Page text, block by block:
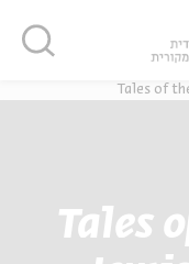
Tales of
Tales